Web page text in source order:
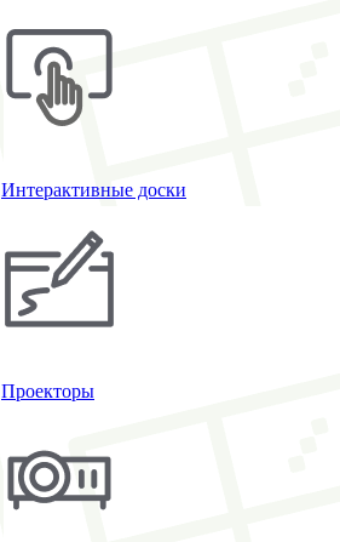
Интерактивные доски
Проекторы